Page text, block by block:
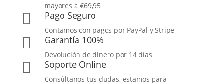
mayores a €69,95
 Pago Seguro
Contamos con pagos por PayPal y Stripe
 Garantía 100%
Devolución de dinero por 14 días
 Soporte Online
Consúltanos tus dudas, estamos para